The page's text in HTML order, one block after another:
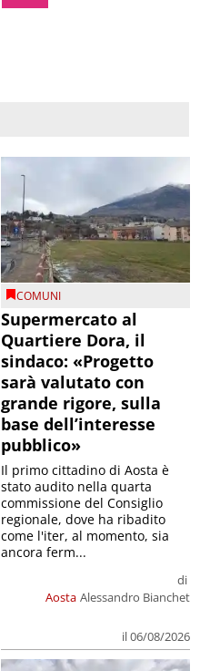
COMUNI
Supermercato al
Quartiere Dora, il
sindaco: «Progetto
sarà valutato con
grande rigore, sulla
base dell’interesse
pubblico»
Aosta
di
Alessandro Bianchet
il 06/08/2026
Il primo cittadino di Aosta è
stato audito nella quarta
commissione del Consiglio
regionale, dove ha ribadito
come l'iter, al momento, sia
ancora ferm...